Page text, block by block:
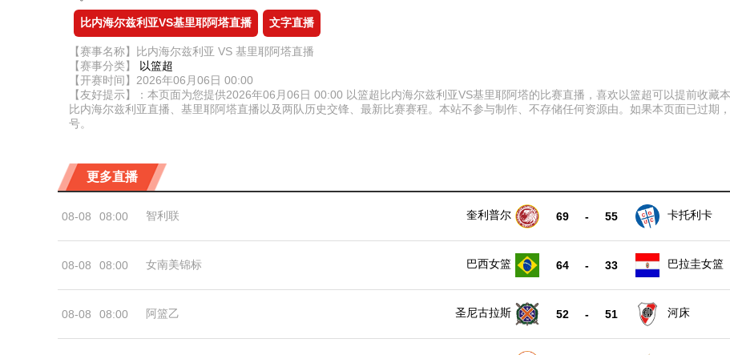
比内海尔兹利亚VS基里耶阿塔直播 文字直播
【赛事名称】比内海尔兹利亚 VS 基里耶阿塔直播
【赛事分类】
以篮超
【开赛时间】2026年06月06日 00:00
【友好提示】：本页面为您提供2026年06月06日 00:00 以篮超比内海尔兹利亚VS基里耶阿塔的比赛直播，喜欢以篮超可以提前收藏
比内海尔兹利亚直播、基里耶阿塔直播以及两队历史交锋、最新比赛赛程。本站不参与制作、不存储任何资源由。如果本页面已过期
号。
更多直播
08-08 08:00 智利联 奎利普尔 69 - 55 卡托利卡
08-08 08:00 女南美锦标 巴西女篮 64 - 33 巴拉圭女篮
08-08 08:00 阿篮乙 圣尼古拉斯 52 - 51 河床